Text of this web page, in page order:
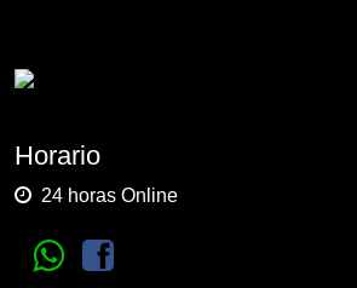
Horario
24 horas Online